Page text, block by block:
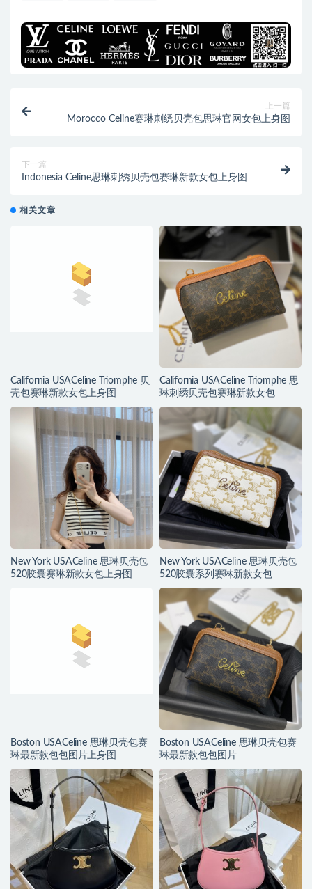
上一篇
Morocco Celine赛琳刺绣贝壳包思琳官网女包上身图
下一篇
Indonesia Celine思琳刺绣贝壳️包赛琳新款女包上身图
相关文章
California USACeline Triomphe 贝
壳包赛琳新款女包上身图
California USACeline Triomphe 思
琳刺绣贝壳包赛琳新款女包
New York USACeline 思琳贝壳包
520胶囊赛琳新款女包上身图
New York USACeline 思琳贝壳包
520胶囊系列赛琳新款女包
Boston USACeline 思琳贝壳包赛
琳最新款包包图片上身图
Boston USACeline 思琳贝壳包赛
琳最新款包包图片